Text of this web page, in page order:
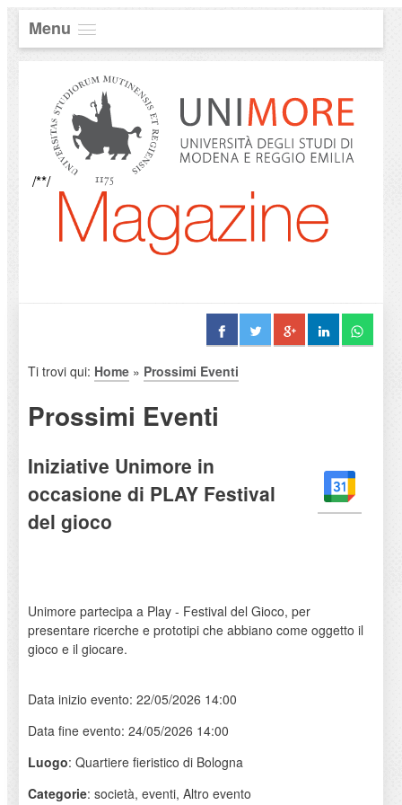
Menu
/**/
Ti trovi qui: Home» Prossimi Eventi
Prossimi Eventi
Iniziative Unimore in
occasione di PLAY Festival
del gioco
Unimore partecipa a Play - Festival del Gioco, per
presentare ricerche e prototipi che abbiano come oggetto il
gioco e il giocare.
Data inizio evento: 22/05/2026 14:00
Data fine evento: 24/05/2026 14:00
Luogo: Quartiere fieristico di Bologna
Categorie: società, eventi, Altro evento